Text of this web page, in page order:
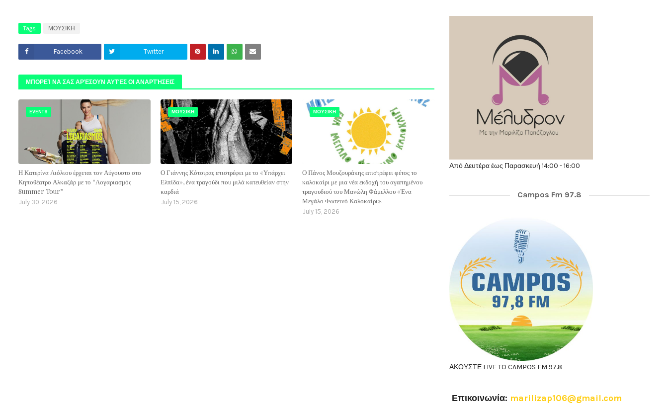
Tags ΜΟΥΣΙΚΗ
Facebook Twitter
ΜΠΟΡΕΊ ΝΑ ΣΑΣ ΑΡΈΣΟΥΝ ΑΥΤΈΣ ΟΙ ΑΝΑΡΤΉΣΕΙΣ
EVENTS
Η Κατερίνα Λιόλιου έρχεται τον Αύγουστο στο
Κηποθέατρο Αλκαζάρ με το “Λογαριασμός
Summer Tour”
July 30, 2026
ΜΟΥΣΙΚΗ
Ο Γιάννης Κότσιρας επιστρέφει με το «Υπάρχει
Ελπίδα», ένα τραγούδι που μιλά κατευθείαν στην
καρδιά
July 15, 2026
ΜΟΥΣΙΚΗ
Ο Πάνος Μουζουράκης επιστρέφει φέτος το
καλοκαίρι με μια νέα εκδοχή του αγαπημένου
τραγουδιού του Μανώλη Φάμελλου «Ένα
Μεγάλο Φωτεινό Καλοκαίρι».
July 15, 2026
Από Δευτέρα έως Παρασκευή 14:00 - 16:00
Campos Fm 97.8
ΑΚΟΥΣΤΕ LIVE TO CAMPOS FM 97.8
Επικοινωνία: marilizap106@gmail.com